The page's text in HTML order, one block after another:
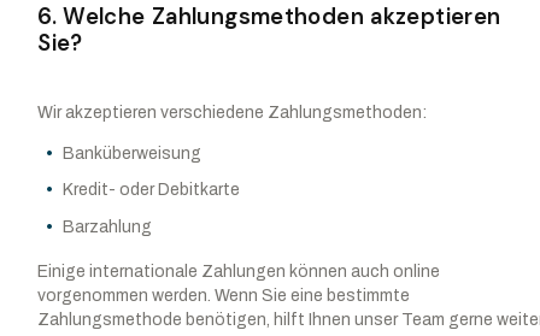
6. Welche Zahlungsmethoden akzeptieren
Sie?
Wir akzeptieren verschiedene Zahlungsmethoden:
Banküberweisung
Kredit- oder Debitkarte
Barzahlung
Einige internationale Zahlungen können auch online
vorgenommen werden. Wenn Sie eine bestimmte
Zahlungsmethode benötigen, hilft Ihnen unser Team gerne